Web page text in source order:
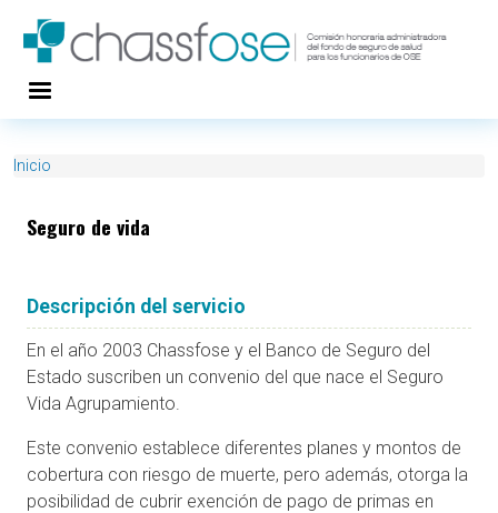
Inicio
Seguro de vida
Descripción del servicio
En el año 2003 Chassfose y el Banco de Seguro del
Estado suscriben un convenio del que nace el Seguro
Vida Agrupamiento.
Este convenio establece diferentes planes y montos de
cobertura con riesgo de muerte, pero además, otorga la
posibilidad de cubrir exención de pago de primas en